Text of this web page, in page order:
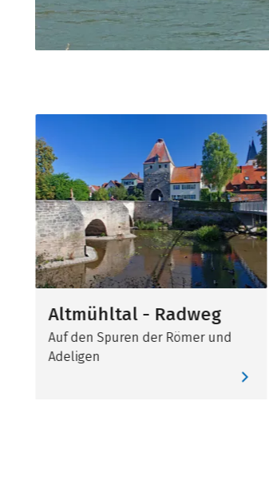
Altmühltal - Radweg
Auf den Spuren der Römer und
Adeligen